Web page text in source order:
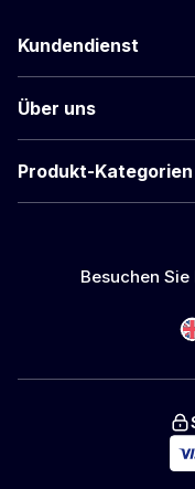
Kundendienst
Über uns
Produkt-Kategorien
Besuchen